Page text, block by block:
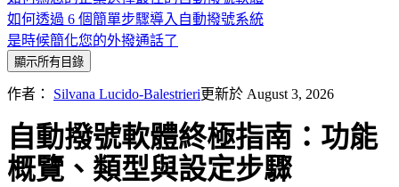
如何透過 6 個簡單步驟導入自動撥號系統
是時候簡化您的外撥通話了
顯示所有目錄
作者： Silvana Lucido-Balestrieri更新於 August 3, 2026
自動撥號軟體終極指南：功能
概覽、類型與設定步驟